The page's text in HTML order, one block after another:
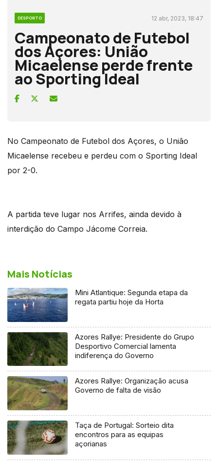
DESPORTO 12 abr, 2023, 18:47
Campeonato de Futebol
dos Açores: União
Micaelense perde frente
ao Sporting Ideal
No Campeonato de Futebol dos Açores, o União
Micaelense recebeu e perdeu com o Sporting Ideal
por 2-0.
A partida teve lugar nos Arrifes, ainda devido à
interdição do Campo Jácome Correia.
Mais Notícias
Mini Atlantique: Segunda etapa da
regata partiu hoje da Horta
Azores Rallye: Presidente do Grupo
Desportivo Comercial lamenta
indiferença do Governo
Azores Rallye: Organização acusa
Governo de falta de visão
Taça de Portugal: Sorteio dita
encontros para as equipas
açorianas